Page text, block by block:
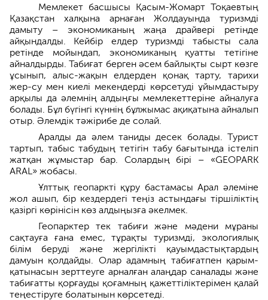
Мемлекет басшысы Қасым-Жомарт Тоқаевтың
Қазақстан халқына арнаған Жолдауында туризмді
дамыту – экономиканың жаңа драйвері ретінде
айқындалды. Кейбір елдер туризмді табысты сала
ретінде мойындап, экономиканың қуатты тетігіне
айналдырды. Табиғат берген әсем байлықты сырт көзге
ұсынып, алыс-жақын елдерден қонақ тарту, тарихи
жер-су мен киелі мекендерді көрсетуді ұйымдастыру
арқылы да әлемнің алдыңғы мемлекеттеріне айналуға
болады. Бұл бүгінгі күннің бұлжымас ақиқатына айналып
отыр. Әлемдік тәжірибе де солай.
Аралды да әлем таниды десек болады. Турист
тартып, табыс табудың тетігін табу бағытында істеліп
жатқан жұмыстар бар. Солардың бірі – «GEOPARK
ARAL» жобасы.
Ұлттық геопаркті құру бастамасы Арал әлеміне
жол ашып, бір кездердегі теңіз астындағы тіршіліктің
қазіргі көрінісін көз алдыңызға әкелмек.
Геопарктер тек табиғи және мәдени мұраны
сақтауға ғана емес, тұрақты туризмді, экологиялық
білім беруді және жергілікті қауымдастықтардың
дамуын қолдайды. Олар адамның табиғатпен қарым-
қатынасын зерттеуге арналған алаңдар саналады және
табиғатты қорғауды қоғамның қажеттіліктерімен қалай
теңестіруге болатынын көрсетеді.